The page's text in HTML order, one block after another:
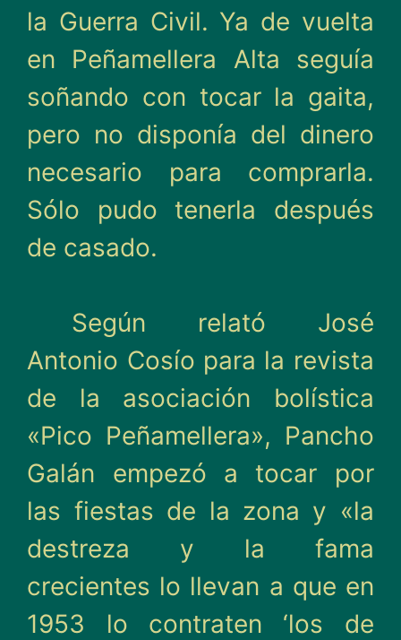
la Guerra Civil. Ya de vuelta
en Peñamellera Alta seguía
soñando con tocar la gaita,
pero no disponía del dinero
necesario para comprarla.
Sólo pudo tenerla después
de casado.
Según relató José
Antonio Cosío para la revista
de la asociación bolística
«Pico Peñamellera», Pancho
Galán empezó a tocar por
las fiestas de la zona y «la
destreza y la fama
crecientes lo llevan a que en
1953 lo contraten ‘los de